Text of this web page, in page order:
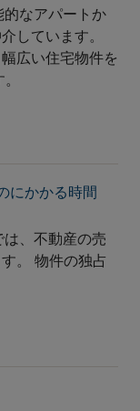
なアパートか
しています。
広い住宅物件を
にかかる時間
、不動産の売
。 物件の独占